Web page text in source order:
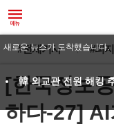
#전체기사 #피
[한국정보
하다-27]
새로운 뉴스가 도착했습니다.
韓 외교관 전원 해킹